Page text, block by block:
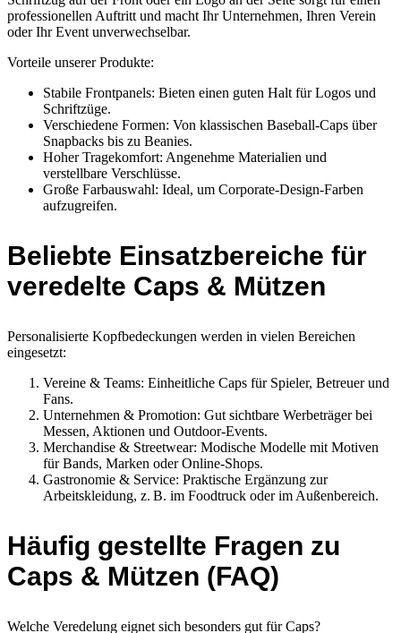
professionellen Auftritt und macht Ihr Unternehmen, Ihren Verein
oder Ihr Event unverwechselbar.
Vorteile unserer Produkte:
Stabile Frontpanels: Bieten einen guten Halt für Logos und
Schriftzüge.
Verschiedene Formen: Von klassischen Baseball-Caps über
Snapbacks bis zu Beanies.
Hoher Tragekomfort: Angenehme Materialien und
verstellbare Verschlüsse.
Große Farbauswahl: Ideal, um Corporate-Design-Farben
aufzugreifen.
Beliebte Einsatzbereiche für
veredelte Caps & Mützen
Personalisierte Kopfbedeckungen werden in vielen Bereichen
eingesetzt:
Vereine & Teams: Einheitliche Caps für Spieler, Betreuer und
Fans.
Unternehmen & Promotion: Gut sichtbare Werbeträger bei
Messen, Aktionen und Outdoor-Events.
Merchandise & Streetwear: Modische Modelle mit Motiven
für Bands, Marken oder Online-Shops.
Gastronomie & Service: Praktische Ergänzung zur
Arbeitskleidung, z. B. im Foodtruck oder im Außenbereich.
Häufig gestellte Fragen zu
Caps & Mützen (FAQ)
Welche Veredelung eignet sich besonders gut für Caps?